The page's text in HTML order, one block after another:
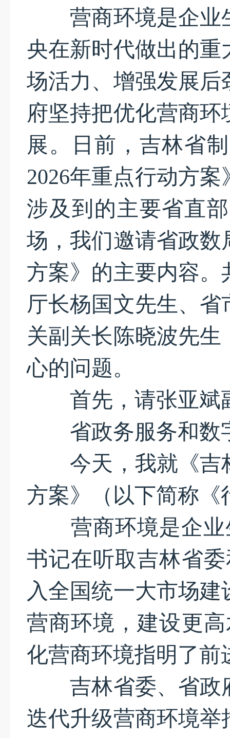
营商环境是企业
央在新时代做出的
场活力、增强发展
府坚持把优化营商
展。日前，吉林省
2026年重点行动方
涉及到的主要省直
场，我们邀请省政
方案》的主要内容
厅长杨国文先生、
关副关长陈晓波先
心的问题。
首先，请张亚斌
省政务服务和数
今天，我就《吉林
方案》（以下简称
营商环境是企业
书记在听取吉林省
入全国统一大市场
营商环境，建设更
化营商环境指明了前
吉林省委、省政
迭代升级营商环境